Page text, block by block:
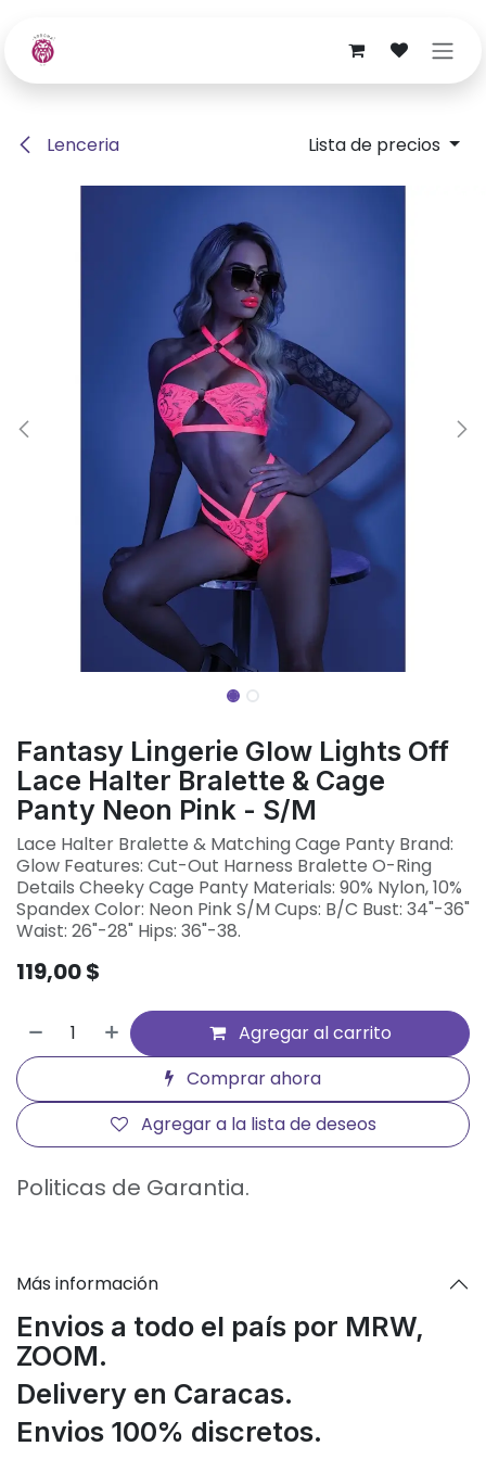
Lenceria Lista de precios
Fantasy Lingerie Glow Lights Off
Lace Halter Bralette & Cage
Panty Neon Pink - S/M
Lace Halter Bralette & Matching Cage Panty Brand:
Glow Features: Cut-Out Harness Bralette O-Ring
Details Cheeky Cage Panty Materials: 90% Nylon, 10%
Spandex Color: Neon Pink S/M Cups: B/C Bust: 34"-36"
Waist: 26"-28" Hips: 36"-38.
119,00$
Agregar al carrito
Comprar ahora
Agregar a la lista de deseos
Politicas de Garantia.
Más información
Envios a todo el país por MRW,
ZOOM.
Delivery en Caracas.
Envios 100% discretos.